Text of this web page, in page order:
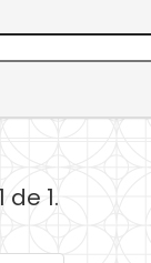
de 1.